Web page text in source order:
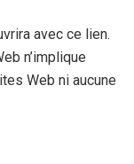
avec ce lien.
n’implique
Web ni aucune